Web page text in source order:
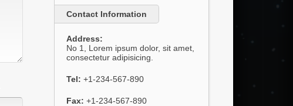
Contact Information
Address:
No 1, Lorem ipsum dolor, sit amet,
consectetur adipisicing.
Tel: +1-234-567-890
Fax: +1-234-567-890